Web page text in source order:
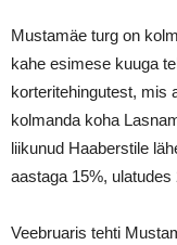
Mustamäe turg on
kahe esimese kuuga
korteritehingutest, mis
kolmanda koha
liikunud Haaberstile
aastaga 15%,
Veebruaris tehti